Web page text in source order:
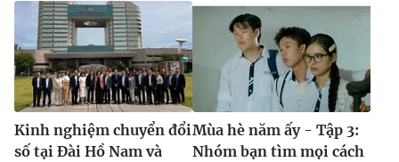
Kinh nghiệm chuyển đổi
số tại Đài Hồ Nam và
Mùa hè năm ấy - Tập 3:
Nhóm bạn tìm mọi cách